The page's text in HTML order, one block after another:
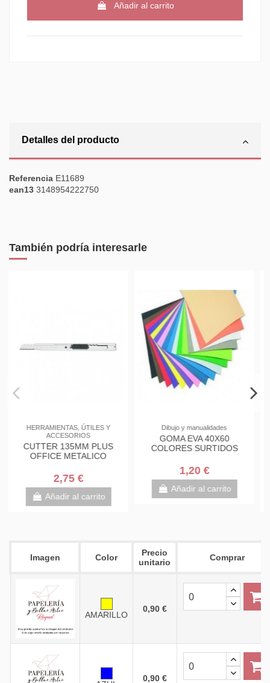
Añadir al carrito
Detalles del producto
Referencia E11689
ean13 3148954222750
También podría interesarle
PEGAMENTOS, IMPRIMACIONES
Y PRODUCTOS DE ACABADO
COLA BLANCA IMEDIO
ENVASE 40GR
1,50 €
Añadir al carrito
Complementos de oficina
Tijeras gran corte PLUS
OFFICE LUXE 9,5" 250MM
5,95 €
Añadir al carrito
Imagen Color
Precio
unitario
Comprar
AMARILLO
0,90 €
0,90 €